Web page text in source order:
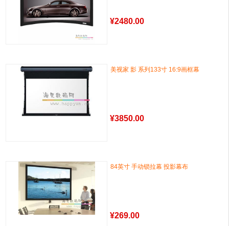
¥2480.00
美视家 影 系列133寸 16:9画框幕
¥3850.00
84英寸 手动锁拉幕 投影幕布
¥269.00